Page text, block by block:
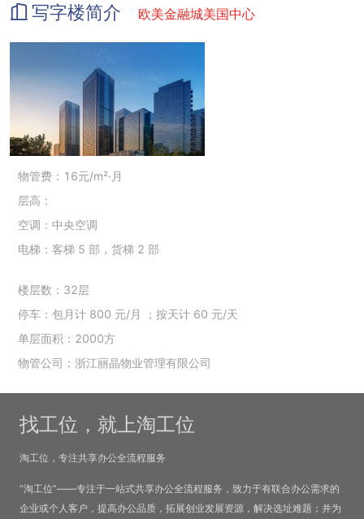
写字楼简介 欧美金融城美国中心
物管费：16元/m²·月
层高：
空调：中央空调
电梯：客梯 5 部，货梯 2 部
楼层数：32层
停车：包月计 800 元/月 ；按天计 60 元/天
单层面积：2000方
物管公司：浙江丽晶物业管理有限公司
找工位，就上淘工位
淘工位，专注共享办公全流程服务
“淘工位”——专注于一站式共享办公全流程服务，致力于有联合办公需求的
企业或个人客户，提高办公品质，拓展创业发展资源，解决选址难题；并为